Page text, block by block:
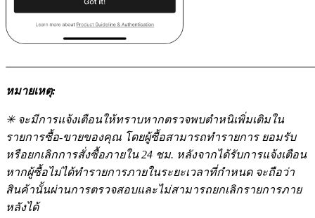
หมายเหตุ:
✳ จะมีการแจ้งเตือนให้ทราบหากตรวจพบตำหนิเพิ่มเติมใน
รายการซื้อ-ขายของคุณ โดยผู้ซื้อสามารถทำรายการ ยอมรับ
หรือยกเลิกการสั่งซื้อภายใน 24 ชม. หลังจากได้รับการแจ้งเตือน
หากผู้ซื้อไม่ได้ทำรายการภายในระยะเวลาที่กำหนด จะถือว่า
สินค้านั้นผ่านการตรวจสอบและไม่สามารถยกเลิกรายการภาย
หลังได้